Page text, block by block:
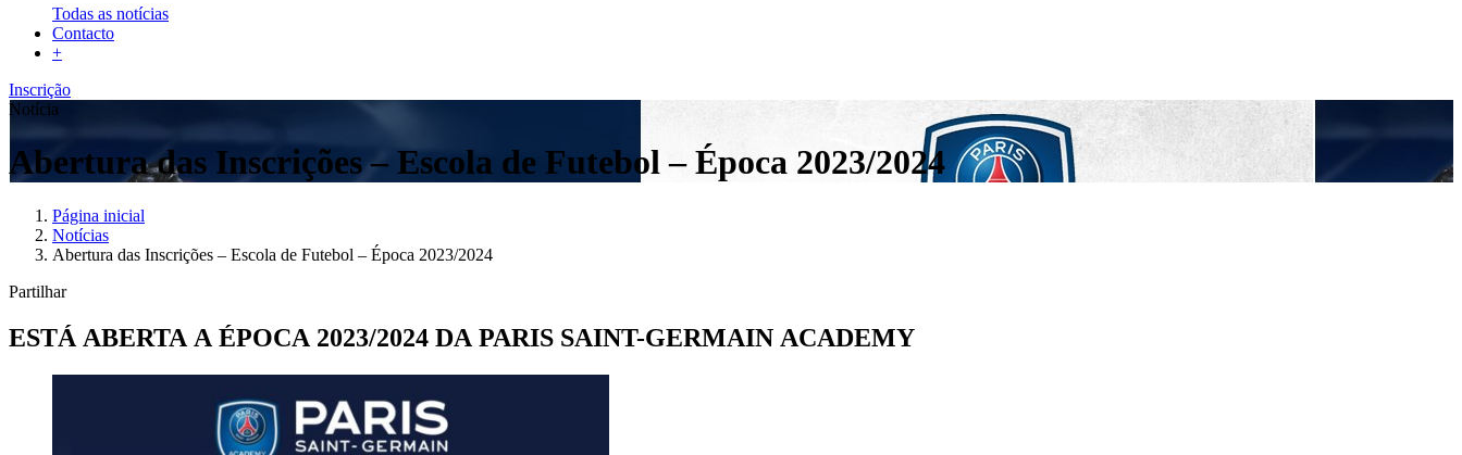
Todas as notícias
Contacto
+
Inscrição
Notícia
Abertura das Inscrições – Escola de Futebol – Época 2023/2024
Página inicial
Notícias
Abertura das Inscrições – Escola de Futebol – Época 2023/2024
Partilhar
ESTÁ ABERTA A ÉPOCA 2023/2024 DA PARIS SAINT-GERMAIN ACADEMY